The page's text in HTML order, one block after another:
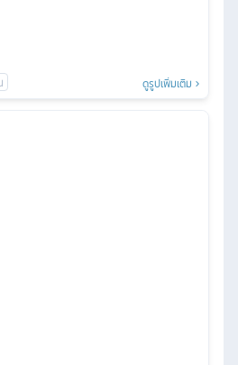
ดูรูปเพิ่มเติม